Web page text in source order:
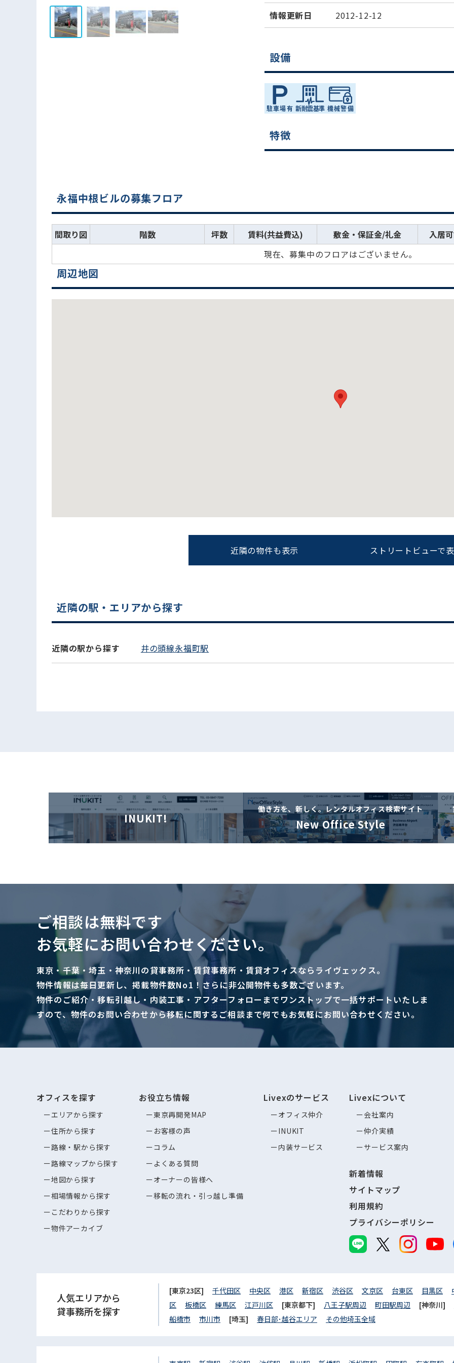
情報更新日 2012-12-12
設備
特徴
永福中根ビルの募集フロア
間取り図 階数 坪数 賃料(共益費込) 敷金・保証金/礼金 入居
現在、募集中のフロアはございません。
スムーズにご案内できます
0120-620-213
平日 9:00〜18:00
周辺地図
近隣の物件も表示 ストリートビューで
近隣の駅・エリアから探す
近隣の駅から探す 井の頭線永福町駅
INUKIT!
働き方を、新しく。レンタルオフィス検索サイト
New Office Style
ご相談は無料です
お気軽にお問い合わせください。
東京・千葉・埼玉・神奈川の貸事務所・賃貸事務所・賃貸オフィスならライヴェックス。
物件情報は毎日更新し、掲載物件数No1！さらに非公開物件も多数ございます。
物件のご紹介・移転引越し・内装工事・アフターフォローまでワンストップで一括サポートいたしま
すので、物件のお問い合わせから移転に関するご相談まで何でもお気軽にお問い合わせください。
オフィスを探す
エリアから探す
住所から探す
路線・駅から探す
路線マップから探す
地図から探す
相場情報から探す
こだわりから探す
物件アーカイブ
お役立ち情報
東京再開発MAP
お客様の声
コラム
よくある質問
オーナーの皆様へ
移転の流れ・引っ越し準備
Livexのサービス
オフィス仲介
INUKIT
内装サービス
Livexについて
会社案内
仲介実績
サービス案内
新着情報
サイトマップ
利用規約
プライバシーポリシー
人気エリアから
貸事務所を探す
[東京23区] 千代田区 中央区 港区 新宿区 渋谷区 文京区 台東区 目黒区
区
板橋区 練馬区 江戸川区 [東京都下] 八王子駅周辺 町田駅周辺 [神奈川]
船橋市
市川市 [埼玉] 春日部･越谷エリア その他埼玉全域